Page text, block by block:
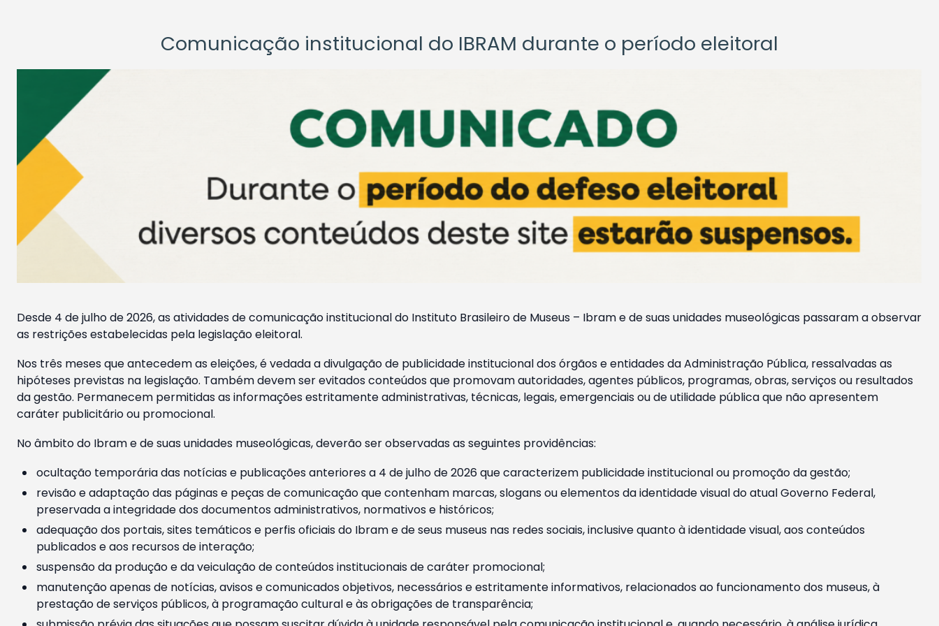
Comunicação institucional do IBRAM durante o período eleitoral
Desde 4 de julho de 2026, as atividades de comunicação institucional do Instituto Brasileiro de Museus – Ibram e de suas unidades museológicas passaram a observar
as restrições estabelecidas pela legislação eleitoral.
Nos três meses que antecedem as eleições, é vedada a divulgação de publicidade institucional dos órgãos e entidades da Administração Pública, ressalvadas as
hipóteses previstas na legislação. Também devem ser evitados conteúdos que promovam autoridades, agentes públicos, programas, obras, serviços ou resultados
da gestão. Permanecem permitidas as informações estritamente administrativas, técnicas, legais, emergenciais ou de utilidade pública que não apresentem
caráter publicitário ou promocional.
No âmbito do Ibram e de suas unidades museológicas, deverão ser observadas as seguintes providências:
ocultação temporária das notícias e publicações anteriores a 4 de julho de 2026 que caracterizem publicidade institucional ou promoção da gestão;
revisão e adaptação das páginas e peças de comunicação que contenham marcas, slogans ou elementos da identidade visual do atual Governo Federal,
preservada a integridade dos documentos administrativos, normativos e históricos;
adequação dos portais, sites temáticos e perfis oficiais do Ibram e de seus museus nas redes sociais, inclusive quanto à identidade visual, aos conteúdos
publicados e aos recursos de interação;
suspensão da produção e da veiculação de conteúdos institucionais de caráter promocional;
manutenção apenas de notícias, avisos e comunicados objetivos, necessários e estritamente informativos, relacionados ao funcionamento dos museus, à
prestação de serviços públicos, à programação cultural e às obrigações de transparência;